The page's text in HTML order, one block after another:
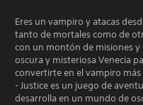
Eres un vampiro y atacas
tanto de mortales como de
con un montón de misiones
oscura y misteriosa Venecia
convertirte en el vampiro
- Justice es un juego de
desarrolla en un mundo de